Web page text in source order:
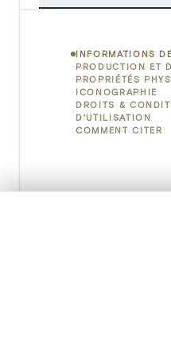
INFORMATIONS
PRODUCTION ET
PROPRIÉTÉS
ICONOGRAPHIE
DROITS &
D'UTILISATION
COMMENT CITER